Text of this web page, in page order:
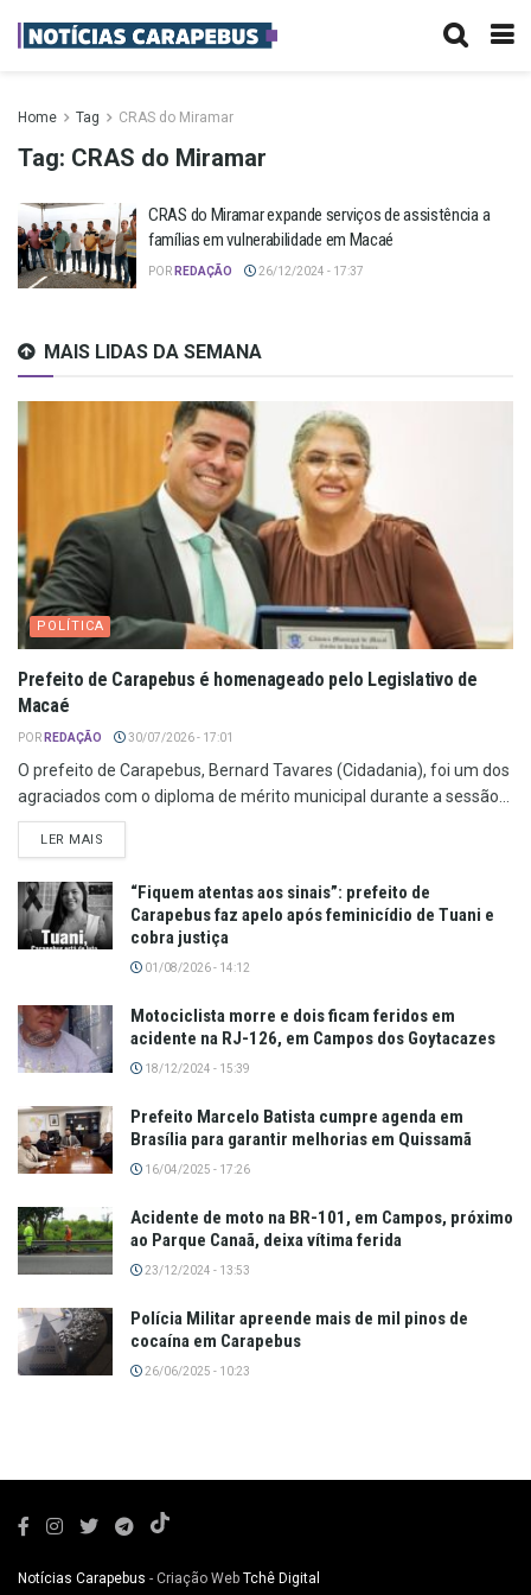
Home Tag CRAS do Miramar
Tag: CRAS do Miramar
CRAS do Miramar expande serviços de assistência a
famílias em vulnerabilidade em Macaé
POR REDAÇÃO 26/12/2024 - 17:37
MAIS LIDAS DA SEMANA
POLÍTICA
Prefeito de Carapebus é homenageado pelo Legislativo de
Macaé
POR REDAÇÃO 30/07/2026 - 17:01
O prefeito de Carapebus, Bernard Tavares (Cidadania), foi um dos
agraciados com o diploma de mérito municipal durante a sessão...
LER MAIS
“Fiquem atentas aos sinais”: prefeito de
Carapebus faz apelo após feminicídio de Tuani e
cobra justiça
01/08/2026 - 14:12
Motociclista morre e dois ficam feridos em
acidente na RJ-126, em Campos dos Goytacazes
18/12/2024 - 15:39
Prefeito Marcelo Batista cumpre agenda em
Brasília para garantir melhorias em Quissamã
16/04/2025 - 17:26
Acidente de moto na BR-101, em Campos, próximo
ao Parque Canaã, deixa vítima ferida
23/12/2024 - 13:53
Polícia Militar apreende mais de mil pinos de
cocaína em Carapebus
26/06/2025 - 10:23
Notícias Carapebus - Criação Web Tchê Digital